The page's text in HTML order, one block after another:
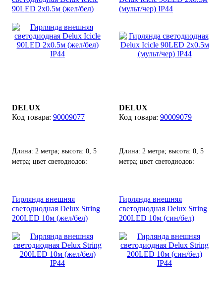
90LED 2x0.5м (жел/бел)
DELUX
90009077
Длина: 2 метра; высота: 0, 5
метра; цвет светодиодов:
до 8 гирлянд от одного
источника питания.
(мульт/чер) IP44
DELUX
90009079
Длина: 2 метра; высота: 0, 5
метра; цвет светодиодов:
возможность соединения до 8
гирлянд от одного источника
питания.
Гирлянда внешняя
светодиодная Delux String
200LED 10м (жел/бел)
Гирлянда внешняя
светодиодная Delux String
200LED 10м (син/бел)